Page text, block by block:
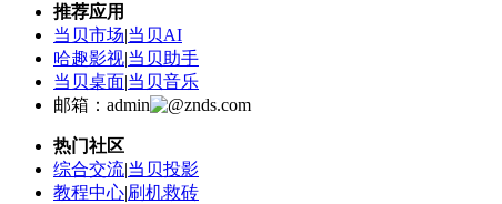
推荐应用
当贝市场|当贝AI
哈趣影视|当贝助手
当贝桌面|当贝音乐
邮箱：admin
znds.com
热门社区
综合交流|当贝投影
教程中心|刷机救砖